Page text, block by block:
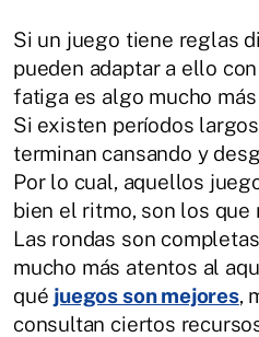
Si un juego tiene reglas
pueden adaptar a ello
fatiga es algo mucho
Si existen períodos
terminan cansando y
Por lo cual, aquellos
bien el ritmo, son los que
Las rondas son
mucho más atentos al
qué juegos son mejores,
consultan ciertos